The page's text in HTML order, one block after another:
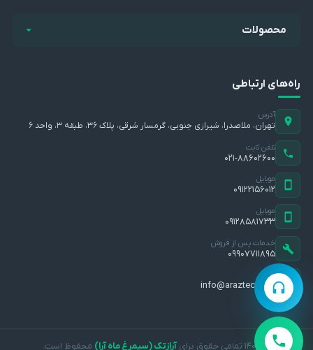
محصولات
راه‌های ارتباطی
آدرس
تهران، ملاصدرا، شیرازی جنوبی، گرمسار شرقی، پلاک ۳۶، طبقه ۳، واحد ۶
تلفن ثابت
۰۲۱-۸۸۶۰۲۶۰۰
موبایل
۰۹۱۲۲۱۵۶۰۱۲
موبایل
۰۹۱۲۸۵۸۱۷۳۳
خدمات پس از فروش
۰۹۹۰۷۷۱۱۸۹۵
ایمیل
info@araztec.com
© ۱۴۰۵ تمامی حقوق برای آرازتک (سیمرغ ماه آرا) محفوظ است.